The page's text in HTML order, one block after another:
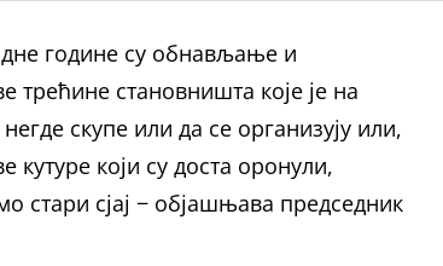
године су обнављање и
трећине становништа које је на
скупе или да се организују или,
који су доста оронули,
стари сјај − објашњава председник